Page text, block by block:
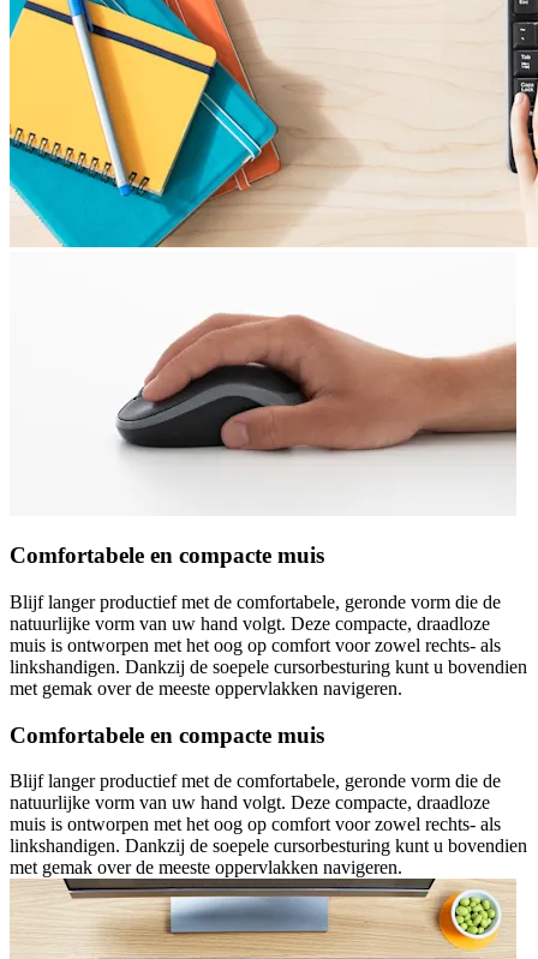
Comfortabele en compacte muis
Blijf langer productief met de comfortabele, geronde vorm die de
natuurlijke vorm van uw hand volgt. Deze compacte, draadloze
muis is ontworpen met het oog op comfort voor zowel rechts- als
linkshandigen. Dankzij de soepele cursorbesturing kunt u bovendien
met gemak over de meeste oppervlakken navigeren.
Comfortabele en compacte muis
Blijf langer productief met de comfortabele, geronde vorm die de
natuurlijke vorm van uw hand volgt. Deze compacte, draadloze
muis is ontworpen met het oog op comfort voor zowel rechts- als
linkshandigen. Dankzij de soepele cursorbesturing kunt u bovendien
met gemak over de meeste oppervlakken navigeren.